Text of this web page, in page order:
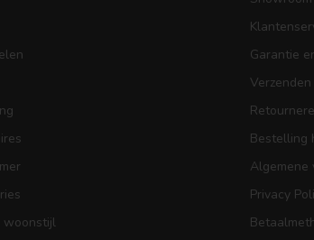
woonstijl
Garantie
Verzenden
Bestelling
Algemene
Privacy